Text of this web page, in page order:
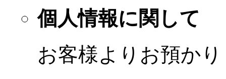
個人情報に関して
お客様よりお預か